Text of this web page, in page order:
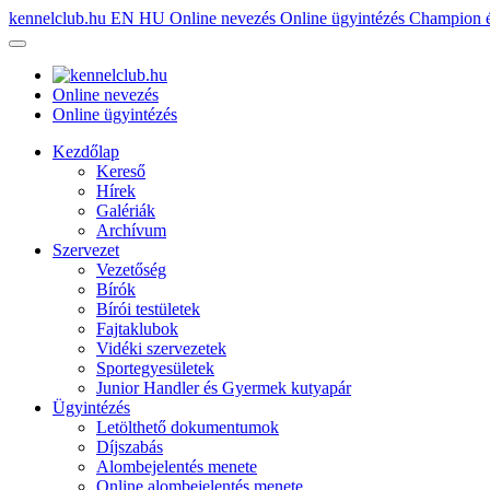
kennelclub.hu EN HU Online nevezés Online ügyintézés Champion
Online nevezés
Online ügyintézés
Kezdőlap
Kereső
Hírek
Galériák
Archívum
Szervezet
Vezetőség
Bírók
Bírói testületek
Fajtaklubok
Vidéki szervezetek
Sportegyesületek
Junior Handler és Gyermek kutyapár
Ügyintézés
Letölthető dokumentumok
Díjszabás
Alombejelentés menete
Online alombejelentés menete